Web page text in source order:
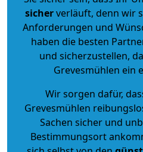
sicherverläuft, denn wir
Anforderungen und
haben die besten
und sicherzustellen,
Grevesmühlen ein
Wir sorgen dafür,
Grevesmühlen
Sachen sicher und
Bestimmungsort